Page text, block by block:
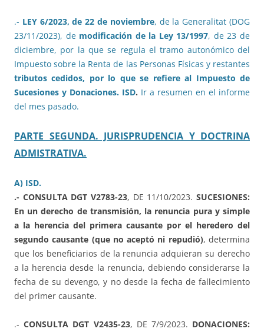
.- LEY 6/2023, de 22 de noviembre, de la Generalitat (DOG
23/11/2023), de modificación de la Ley 13/1997, de 23 de
diciembre, por la que se regula el tramo autonómico del
Impuesto sobre la Renta de las Personas Físicas y restantes
tributos cedidos, por lo que se refiere al Impuesto de
Sucesiones y Donaciones. ISD. Ir a resumen en el informe
del mes pasado.
PARTE SEGUNDA. JURISPRUDENCIA Y DOCTRINA
ADMISTRATIVA.
A) ISD.
.- CONSULTA DGT V2783-23, DE 11/10/2023. SUCESIONES:
En un derecho de transmisión, la renuncia pura y simple
a la herencia del primera causante por el heredero del
segundo causante (que no aceptó ni repudió), determina
que los beneficiarios de la renuncia adquieran su derecho
a la herencia desde la renuncia, debiendo considerarse la
fecha de su devengo, y no desde la fecha de fallecimiento
del primer causante.
.-CONSULTA DGT V2435-23, DE 7/9/2023. DONACIONES: